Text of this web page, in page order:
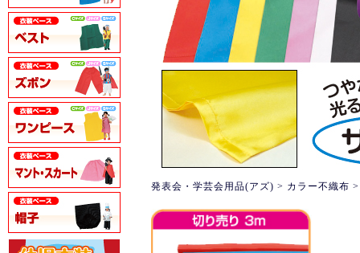
発表会・学芸会用品(アズ) > カラー不織布